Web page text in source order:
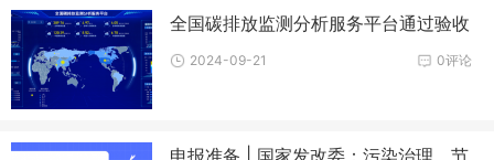
全国碳排放监测分析服务平台通过验收
0评论
2024-09-21
申报准备 | 国家发改委：污染治理、节